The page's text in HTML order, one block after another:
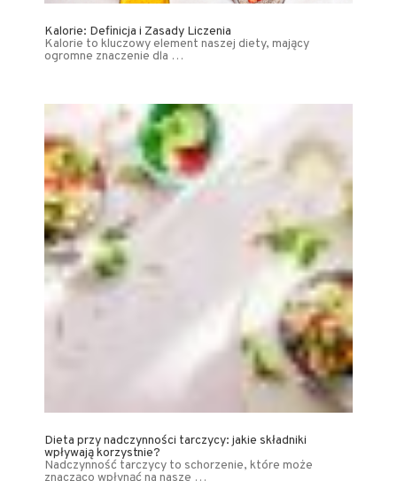
Kalorie: Definicja i Zasady Liczenia
Kalorie to kluczowy element naszej diety, mający
ogromne znaczenie dla …
Dieta przy nadczynności tarczycy: jakie składniki
wpływają korzystnie?
Nadczynność tarczycy to schorzenie, które może
znacząco wpłynąć na nasze …